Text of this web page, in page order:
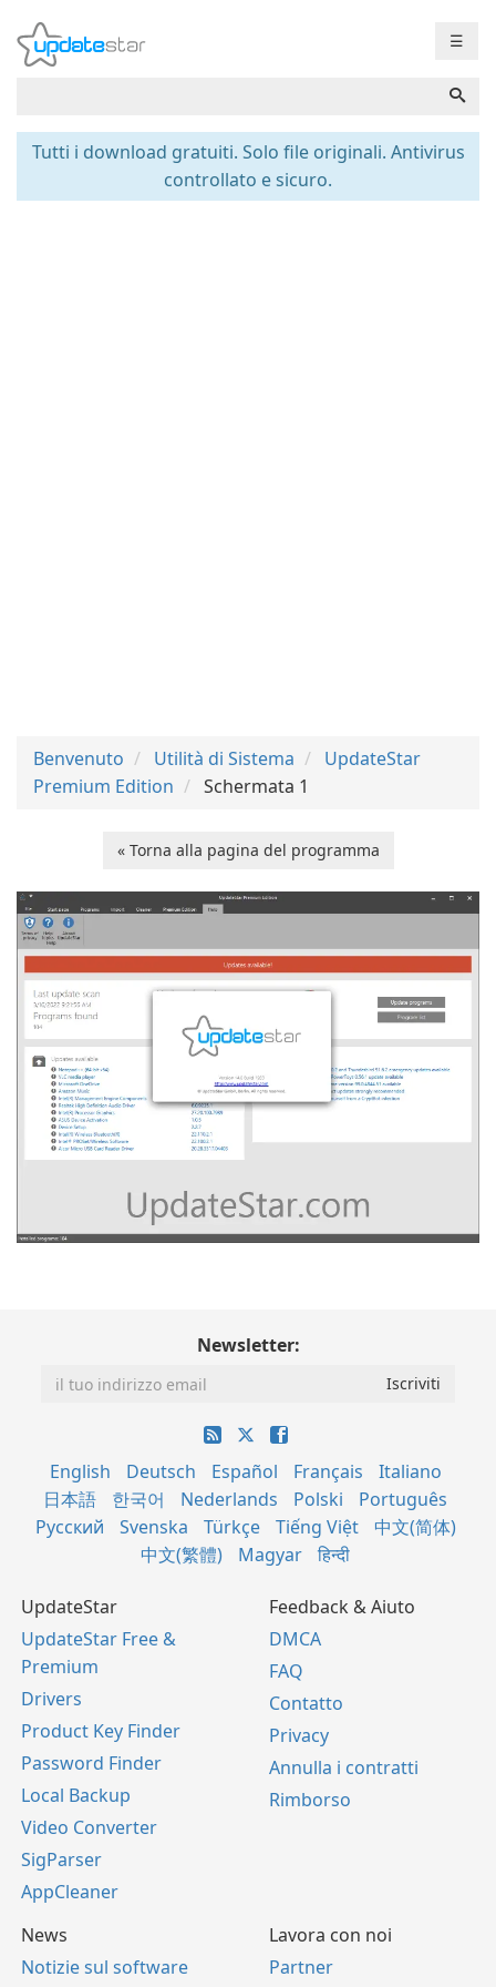
☰
Tutti i download gratuiti. Solo file originali. Antivirus
controllato e sicuro.
Benvenuto Utilità di Sistema
UpdateStar
Premium Edition
Schermata 1
« Torna alla pagina del programma
Newsletter:
English Deutsch Español Français
Italiano
日本語
한국어 Nederlands Polski
Português
Русский
Svenska Türkçe Tiếng Việt
中文(简体)
中文(繁體)
Magyar हिन्दी
UpdateStar
UpdateStar Free &
Premium
Drivers
Product Key Finder
Password Finder
Local Backup
Video Converter
SigParser
AppCleaner
Feedback & Aiuto
DMCA
FAQ
Contatto
Privacy
Annulla i contratti
Rimborso
News
Notizie sul software
Lavora con noi
Partner